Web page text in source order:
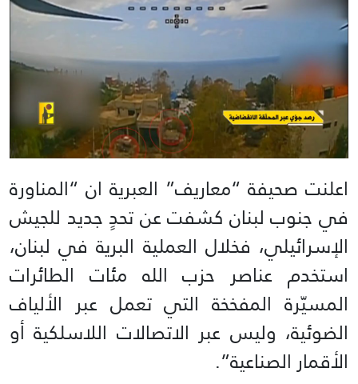
اعلنت صحيفة “معاريف” العبرية ان “المناورة
في جنوب لبنان كشفت عن تحدٍ جديد للجيش
الإسرائيلي، فخلال العملية البرية في لبنان،
استخدم عناصر حزب الله مئات الطائرات
المسيّرة المفخخة التي تعمل عبر الألياف
الضوئية، وليس عبر الاتصالات اللاسلكية أو
الأقمار الصناعية”.